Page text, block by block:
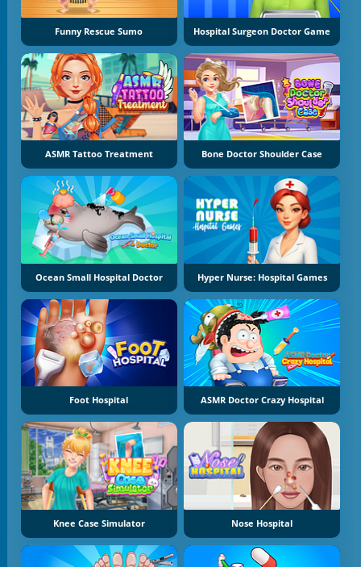
Funny Rescue Sumo Hospital Surgeon Doctor Game
ASMR Tattoo Treatment Bone Doctor Shoulder Case
Ocean Small Hospital Doctor Hyper Nurse: Hospital Games
Foot Hospital ASMR Doctor Crazy Hospital
Knee Case Simulator Nose Hospital